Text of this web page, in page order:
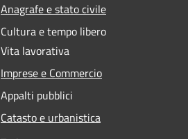
Anagrafe e stato civile
Cultura e tempo libero
Vita lavorativa
Imprese e Commercio
Appalti pubblici
Catasto e urbanistica